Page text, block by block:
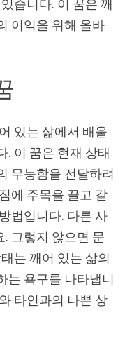
습니다. 이 꿈은 깨
이익을 위해 올바
있는 삶에서 배울
. 이 꿈은 현재 상태
무능함을 전달하려
에 주목을 끌고 같
법입니다. 다른 사
그렇지 않으면 문
는 깨어 있는 삶의
는 욕구를 나타냅니
타인과의 나쁜 상